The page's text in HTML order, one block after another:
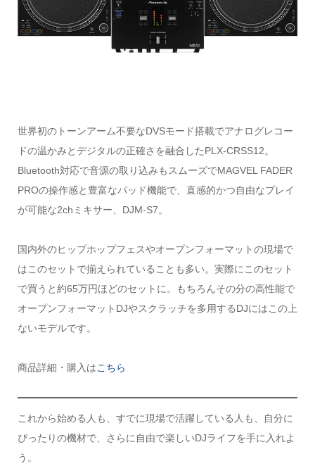
世界初のトーンアーム不要なDVSモード搭載でアナログレコー
ドの温かみとデジタルの正確さを融合したPLX-CRSS12。
Bluetooth対応で音源の取り込みもスムーズでMAGVEL FADER
PROの操作感と豊富なパッド機能で、直感的かつ自由なプレイ
が可能な2chミキサー、DJM-S7。
国内外のヒップホップフェスやオープンフォーマットの現場で
はこのセットで揃えられていることも多い。実際にこのセット
で買うと約65万円ほどのセットに。もちろんその分の高性能で
オープンフォーマットDJやスクラッチを多用するDJにはこの上
ないモデルです。
商品詳細・購入はこちら
これから始める人も、すでに現場で活躍している人も、自分に
ぴったりの機材で、さらに自由で楽しいDJライフを手に入れよ
う。